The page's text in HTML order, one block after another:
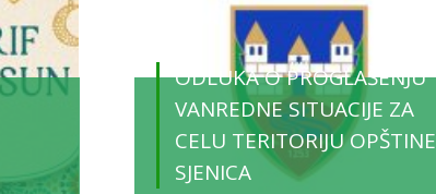
ODLUKA O PROGLAŠENJU
VANREDNE SITUACIJE ZA
CELU TERITORIJU OPŠTINE
SJENICA